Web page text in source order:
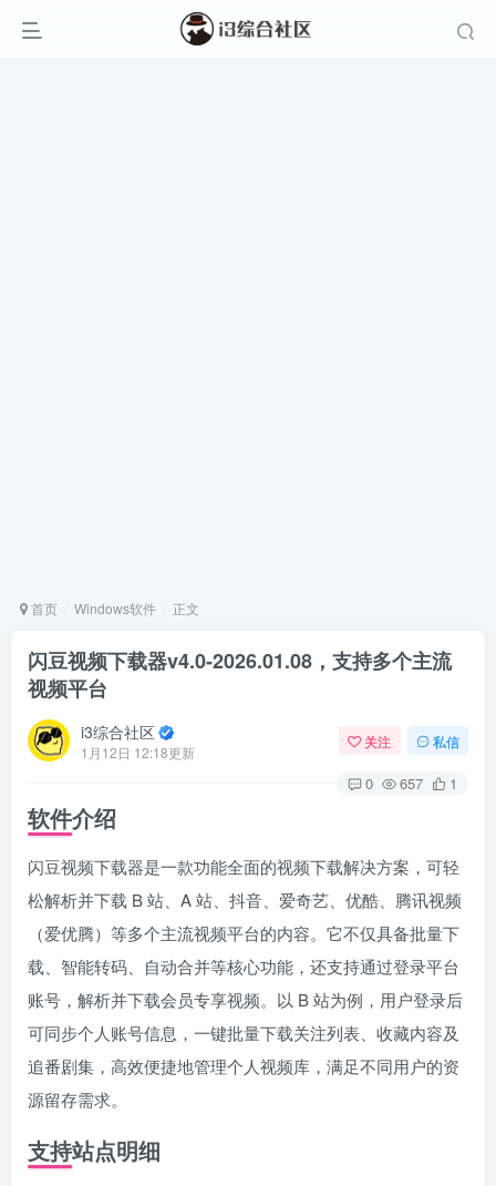
首页 Windows软件 正文
闪豆视频下载器v4.0-2026.01.08，支持多个主流
视频平台
i3综合社区
1月12日 12:18更新
关注 私信
0 657 1
软件介绍
闪豆视频下载器是一款功能全面的视频下载解决方案，可轻
松解析并下载 B 站、A 站、抖音、爱奇艺、优酷、腾讯视频
（爱优腾）等多个主流视频平台的内容。它不仅具备批量下
载、智能转码、自动合并等核心功能，还支持通过登录平台
账号，解析并下载会员专享视频。以 B 站为例，用户登录后
可同步个人账号信息，一键批量下载关注列表、收藏内容及
追番剧集，高效便捷地管理个人视频库，满足不同用户的资
源留存需求。
支持站点明细